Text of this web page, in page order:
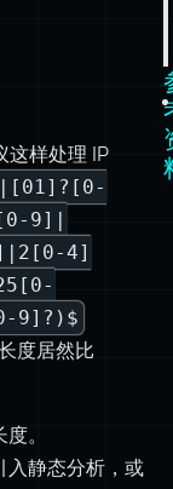
样处理 IP
9]|
4]
度居然比